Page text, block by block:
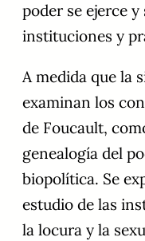
poder se ejerce
instituciones y
A medida que la
examinan los
de Foucault,
genealogía del
biopolítica. Se
estudio de las
la locura y la